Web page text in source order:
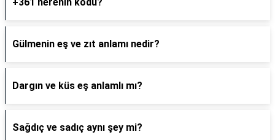
Gülmenin eş ve zıt anlamı nedir?
Dargın ve küs eş anlamlı mı?
Sağdıç ve sadıç aynı şey mi?